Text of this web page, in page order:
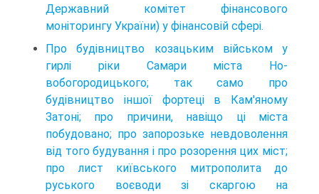
Державний комітет фінансового
моніторингу України) у фінансовій сфері.
Про будівництво козацьким військом у
гирлі ріки Самари міста Ho-
вобогородицького; так само про
будівництво іншої фортеці в Кам'яному
Затоні; про причини, навіщо ці міста
побудовано; про запорозьке невдоволення
від того будування і про розорення цих міст;
про лист київського митрополита до
руського воєводи зі скаргою на